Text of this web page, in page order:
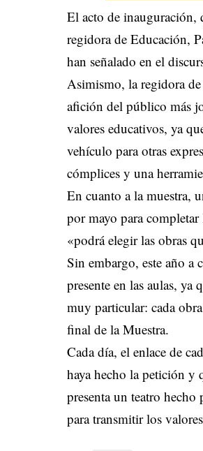
El acto de inauguración,
regidora de Educación,
han señalado en el
Asimismo, la regidora
afición del público más
valores educativos, ya
vehículo para otras
cómplices y una
En cuanto a la muestra,
por mayo para
«podrá elegir las obras
Sin embargo, este año a
presente en las aulas,
muy particular: cada
final de la Muestra.
Cada día, el enlace de
haya hecho la petición y
presenta un teatro
para transmitir los